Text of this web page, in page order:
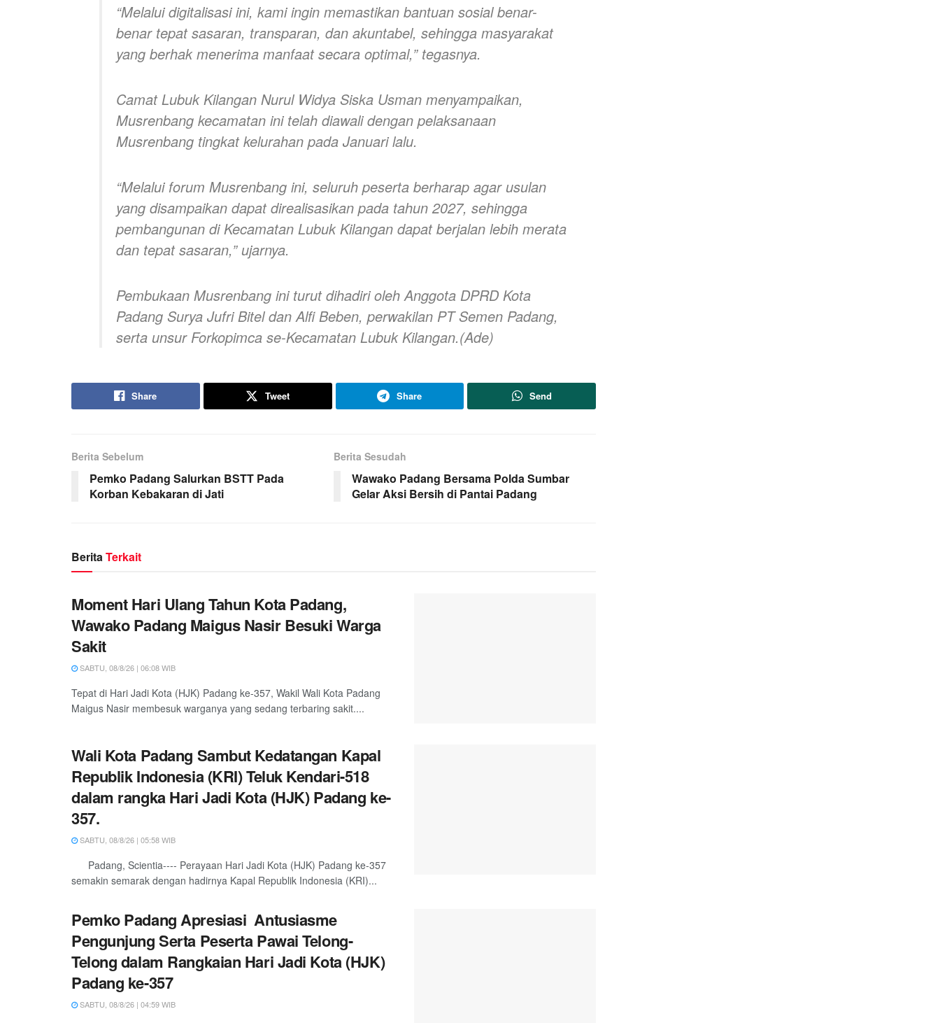
“Melalui digitalisasi ini, kami ingin memastikan bantuan sosial benar-
benar tepat sasaran, transparan, dan akuntabel, sehingga masyarakat
yang berhak menerima manfaat secara optimal,” tegasnya.
Camat Lubuk Kilangan Nurul Widya Siska Usman menyampaikan,
Musrenbang kecamatan ini telah diawali dengan pelaksanaan
Musrenbang tingkat kelurahan pada Januari lalu.
“Melalui forum Musrenbang ini, seluruh peserta berharap agar usulan
yang disampaikan dapat direalisasikan pada tahun 2027, sehingga
pembangunan di Kecamatan Lubuk Kilangan dapat berjalan lebih merata
dan tepat sasaran,” ujarnya.
Pembukaan Musrenbang ini turut dihadiri oleh Anggota DPRD Kota
Padang Surya Jufri Bitel dan Alfi Beben, perwakilan PT Semen Padang,
serta unsur Forkopimca se-Kecamatan Lubuk Kilangan.(Ade)
Share Tweet Share Send
Berita Sebelum
Pemko Padang Salurkan BSTT Pada
Korban Kebakaran di Jati
Berita Sesudah
Wawako Padang Bersama Polda Sumbar
Gelar Aksi Bersih di Pantai Padang
BeritaTerkait
Moment Hari Ulang Tahun Kota Padang,
Wawako Padang Maigus Nasir Besuki Warga
Sakit
SABTU, 08/8/26 | 06:08 WIB
Tepat di Hari Jadi Kota (HJK) Padang ke-357, Wakil Wali Kota Padang
Maigus Nasir membesuk warganya yang sedang terbaring sakit....
Wali Kota Padang Sambut Kedatangan Kapal
Republik Indonesia (KRI) Teluk Kendari-518
dalam rangka Hari Jadi Kota (HJK) Padang ke-
357.
SABTU, 08/8/26 | 05:58 WIB
Padang, Scientia---- Perayaan Hari Jadi Kota (HJK) Padang ke-357
semakin semarak dengan hadirnya Kapal Republik Indonesia (KRI)...
Pemko Padang Apresiasi Antusiasme
Pengunjung Serta Peserta Pawai Telong-
Telong dalam Rangkaian Hari Jadi Kota (HJK)
Padang ke-357
SABTU, 08/8/26 | 04:59 WIB